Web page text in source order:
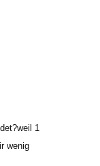
1
wenig